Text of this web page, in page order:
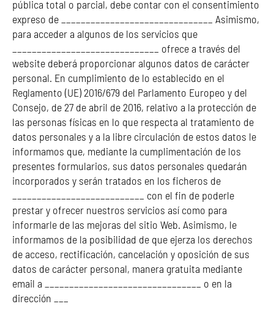
pública total o parcial, debe contar con el consentimiento
expreso de _______________________________ Asimismo,
para acceder a algunos de los servicios que
______________________________ ofrece a través del
website deberá proporcionar algunos datos de carácter
personal. En cumplimiento de lo establecido en el
Reglamento (UE) 2016/679 del Parlamento Europeo y del
Consejo, de 27 de abril de 2016, relativo a la protección de
las personas físicas en lo que respecta al tratamiento de
datos personales y a la libre circulación de estos datos le
informamos que, mediante la cumplimentación de los
presentes formularios, sus datos personales quedarán
incorporados y serán tratados en los ficheros de
___________________________ con el fin de poderle
prestar y ofrecer nuestros servicios así como para
informarle de las mejoras del sitio Web. Asimismo, le
informamos de la posibilidad de que ejerza los derechos
de acceso, rectificación, cancelación y oposición de sus
datos de carácter personal, manera gratuita mediante
email a ________________________________ o en la
dirección ___